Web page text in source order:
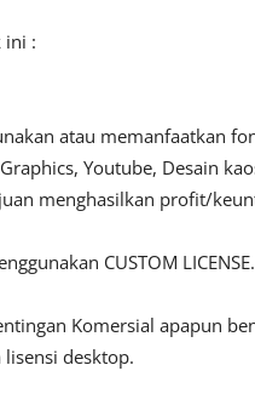
ini :
atau memanfaatkan
Youtube, Desain
menghasilkan profit/
CUSTOM LICENSE.
Komersial apapun
lisensi desktop.